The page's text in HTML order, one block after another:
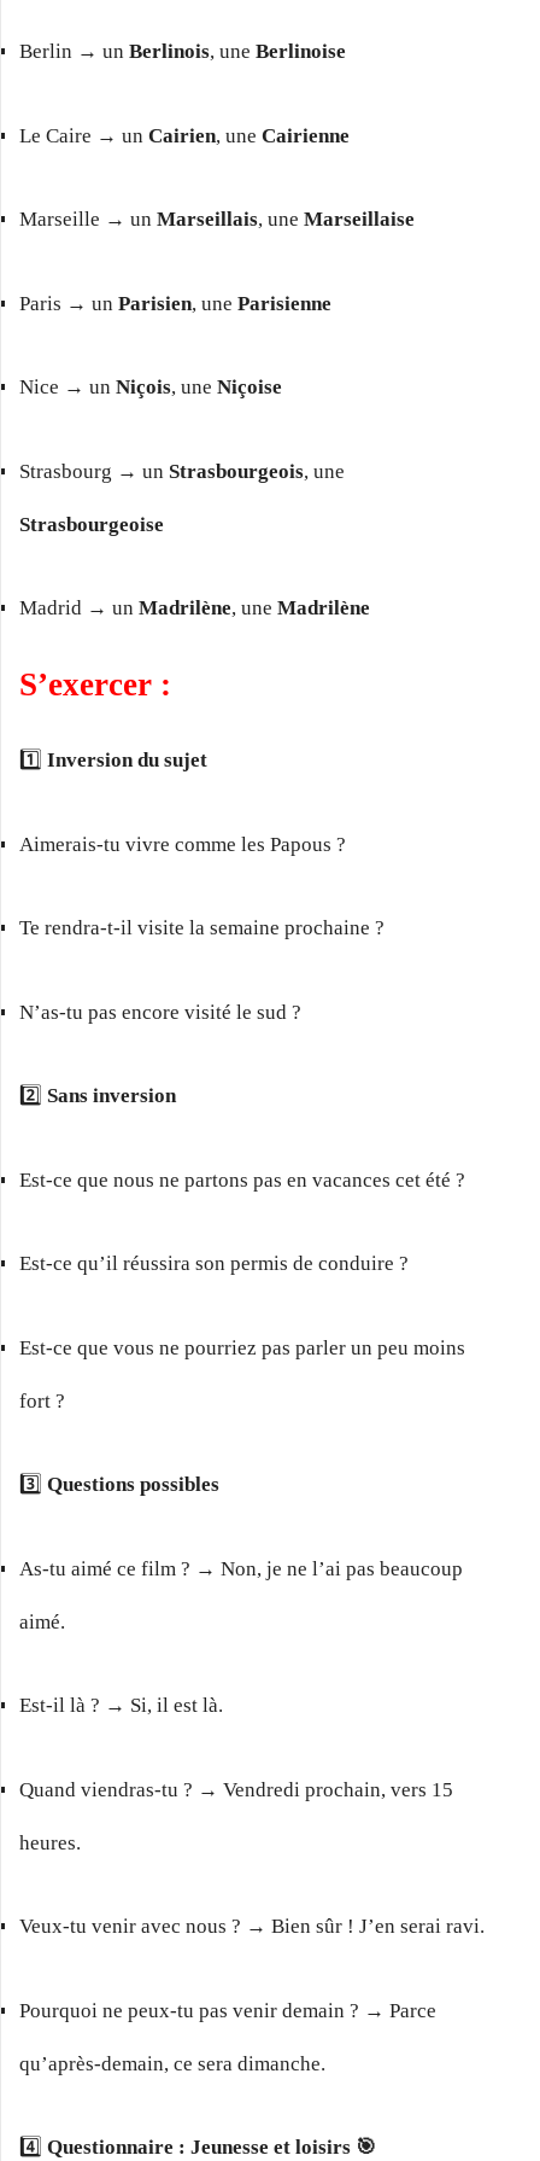
Berlin → un Berlinois, une Berlinoise
Le Caire → un Cairien, une Cairienne
Marseille → un Marseillais, une Marseillaise
Paris → un Parisien, une Parisienne
Nice → un Niçois, une Niçoise
Strasbourg → un Strasbourgeois, une
Strasbourgeoise
Madrid → un Madrilène, une Madrilène
S’exercer :
1️⃣ Inversion du sujet
Aimerais-tu vivre comme les Papous ?
Te rendra-t-il visite la semaine prochaine ?
N’as-tu pas encore visité le sud ?
2️⃣ Sans inversion
Est-ce que nous ne partons pas en vacances cet été ?
Est-ce qu’il réussira son permis de conduire ?
Est-ce que vous ne pourriez pas parler un peu moins
fort ?
3️⃣ Questions possibles
As-tu aimé ce film ? → Non, je ne l’ai pas beaucoup
aimé.
Est-il là ? → Si, il est là.
Quand viendras-tu ? → Vendredi prochain, vers 15
heures.
Veux-tu venir avec nous ? → Bien sûr ! J’en serai ravi.
Pourquoi ne peux-tu pas venir demain ? → Parce
qu’après-demain, ce sera dimanche.
4️⃣ Questionnaire : Jeunesse et loisirs 🎯